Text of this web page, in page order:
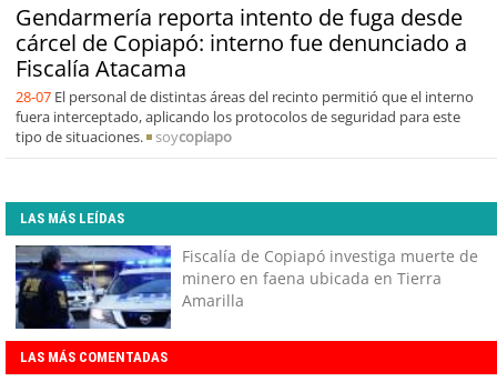
Gendarmería reporta intento de fuga desde
cárcel de Copiapó: interno fue denunciado a
Fiscalía Atacama
28-07 El personal de distintas áreas del recinto permitió que el interno
fuera interceptado, aplicando los protocolos de seguridad para este
tipo de situaciones.
soycopiapo
LAS MÁS LEÍDAS
Fiscalía de Copiapó investiga muerte de
minero en faena ubicada en Tierra
Amarilla
LAS MÁS COMENTADAS